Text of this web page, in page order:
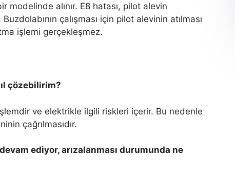
modelinde alınır. E8 hatası, pilot alevin
çalışması için pilot alevinin atılması
işlemi gerçekleşmez.
çözebilirim?
ve elektrikle ilgili riskleri içerir. Bu nedenle
çağrılmasıdır.
ediyor, arızalanması durumunda ne